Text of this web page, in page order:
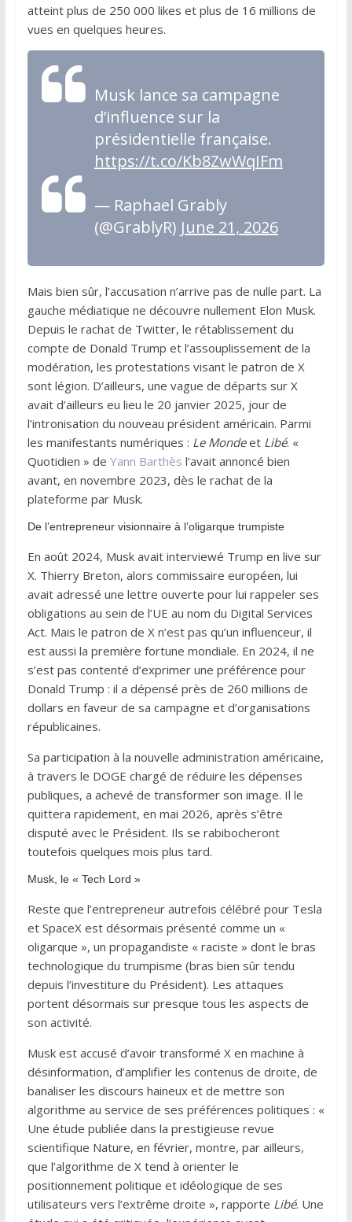
atteint plus de 250 000 likes et plus de 16 millions de
vues en quelques heures.
Musk lance sa campagne
d’influence sur la
présidentielle française.
https://t.co/Kb8ZwWqIFm
— Raphael Grably
(@GrablyR) June 21, 2026
Mais bien sûr, l’accusation n’arrive pas de nulle part. La
gauche médiatique ne découvre nullement Elon Musk.
Depuis le rachat de Twitter, le rétablissement du
compte de Donald Trump et l’assouplissement de la
modération, les protestations visant le patron de X
sont légion. D’ailleurs, une vague de départs sur X
avait d’ailleurs eu lieu le 20 janvier 2025, jour de
l’intronisation du nouveau président américain. Parmi
les manifestants numériques : Le Mondeet Libé. «
Quotidien » de Yann Barthès l’avait annoncé bien
avant, en novembre 2023, dès le rachat de la
plateforme par Musk.
De l’entrepreneur visionnaire à l’oligarque trumpiste
En août 2024, Musk avait interviewé Trump en live sur
X. Thierry Breton, alors commissaire européen, lui
avait adressé une lettre ouverte pour lui rappeler ses
obligations au sein de l’UE au nom du Digital Services
Act. Mais le patron de X n’est pas qu’un influenceur, il
est aussi la première fortune mondiale. En 2024, il ne
s’est pas contenté d’exprimer une préférence pour
Donald Trump : il a dépensé près de 260 millions de
dollars en faveur de sa campagne et d’organisations
républicaines.
Sa participation à la nouvelle administration américaine,
à travers le DOGE chargé de réduire les dépenses
publiques, a achevé de transformer son image. Il le
quittera rapidement, en mai 2026, après s’être
disputé avec le Président. Ils se rabibocheront
toutefois quelques mois plus tard.
Musk, le « Tech Lord »
Reste que l’entrepreneur autrefois célébré pour Tesla
et SpaceX est désormais présenté comme un «
oligarque », un propagandiste « raciste » dont le bras
technologique du trumpisme (bras bien sûr tendu
depuis l’investiture du Président). Les attaques
portent désormais sur presque tous les aspects de
son activité.
Musk est accusé d’avoir transformé X en machine à
désinformation, d’amplifier les contenus de droite, de
banaliser les discours haineux et de mettre son
algorithme au service de ses préférences politiques : «
Une étude publiée dans la prestigieuse revue
scientifique Nature, en février, montre, par ailleurs,
que l’algorithme de X tend à orienter le
positionnement politique et idéologique de ses
utilisateurs vers l’extrême droite », rapporte Libé. Une